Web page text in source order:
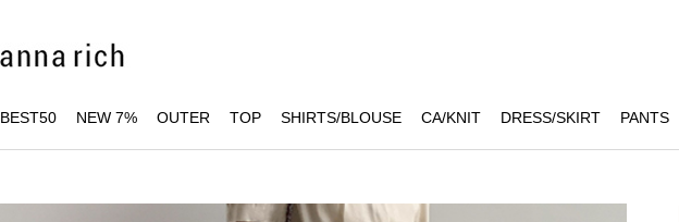
BEST50 NEW 7% OUTER TOP SHIRTS/BLOUSE CA/KNIT DRESS/SKIRT PANTS